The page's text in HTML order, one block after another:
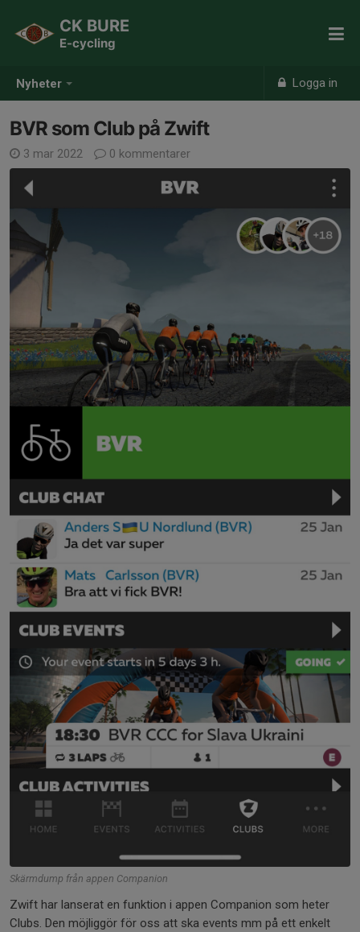
Nyheter Logga in
CK BURE
E-cycling
BVR som Club på Zwift
3 mar 2022 0 kommentarer
Skärmdump från appen Companion
Zwift har lanserat en funktion i appen Companion som heter
Clubs. Den möjliggör för oss att ska events mm på ett enkelt